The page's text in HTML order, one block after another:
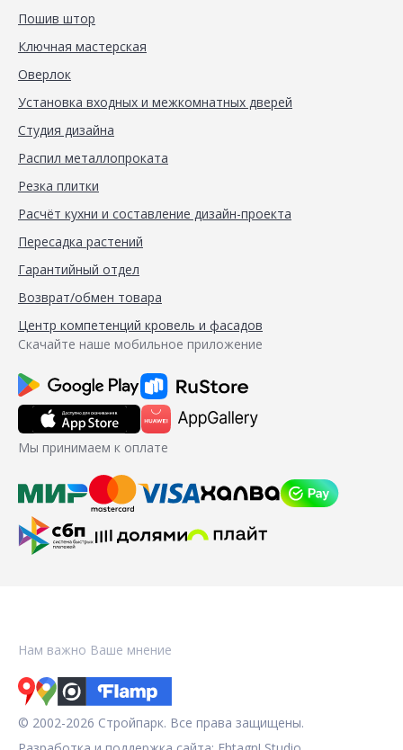
Пошив штор
Ключная мастерская
Оверлок
Установка входных и межкомнатных дверей
Студия дизайна
Распил металлопроката
Резка плитки
Расчёт кухни и составление дизайн-проекта
Пересадка растений
Гарантийный отдел
Возврат/обмен товара
Центр компетенций кровель и фасадов
Скачайте наше мобильное приложение
Мы принимаем к оплате
Нам важно Ваше мнение
© 2002-2026 Стройпарк. Все права защищены.